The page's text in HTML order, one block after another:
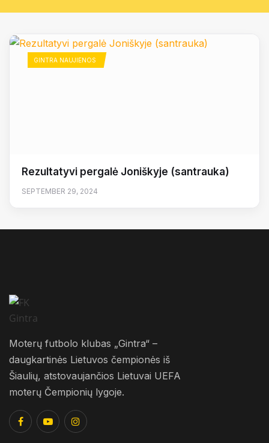
GINTRA NAUJIENOS
Rezultatyvi pergalė Joniškyje (santrauka)
SEPTEMBER 29, 2024
Moterų futbolo klubas „Gintra“ –
daugkartinės Lietuvos čempionės iš
Šiaulių, atstovaujančios Lietuvai UEFA
moterų Čempionių lygoje.